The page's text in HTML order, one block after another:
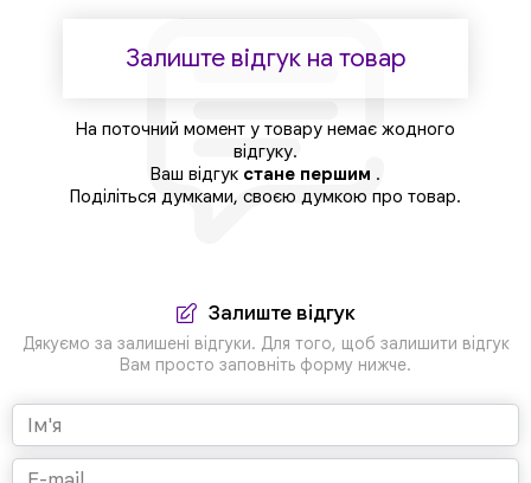
Залиште відгук на товар
На поточний момент у товару немає жодного
відгуку.
Ваш відгук стане першим .
Поділіться думками, своєю думкою про товар.
Залиште відгук
Дякуємо за залишені відгуки. Для того, щоб залишити відгук
Вам просто заповніть форму нижче.